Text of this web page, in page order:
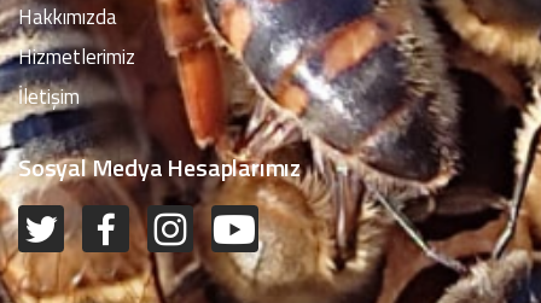
Hakkımızda
Hizmetlerimiz
İletişim
Sosyal Medya Hesaplarımız